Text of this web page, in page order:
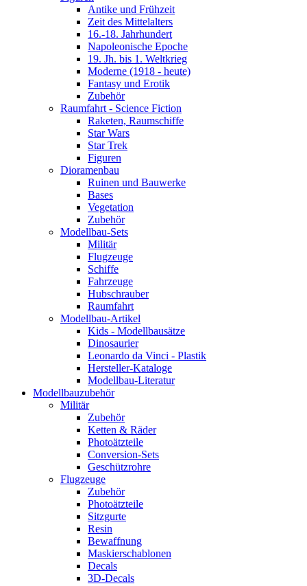
Antike und Frühzeit
Zeit des Mittelalters
16.-18. Jahrhundert
Napoleonische Epoche
19. Jh. bis 1. Weltkrieg
Moderne (1918 - heute)
Fantasy und Erotik
Zubehör
Raumfahrt - Science Fiction
Raketen, Raumschiffe
Star Wars
Star Trek
Figuren
Dioramenbau
Ruinen und Bauwerke
Bases
Vegetation
Zubehör
Modellbau-Sets
Militär
Flugzeuge
Schiffe
Fahrzeuge
Hubschrauber
Raumfahrt
Modellbau-Artikel
Kids - Modellbausätze
Dinosaurier
Leonardo da Vinci - Plastik
Hersteller-Kataloge
Modellbau-Literatur
Modellbauzubehör
Militär
Zubehör
Ketten & Räder
Photoätzteile
Conversion-Sets
Geschützrohre
Flugzeuge
Zubehör
Photoätzteile
Sitzgurte
Resin
Bewaffnung
Maskierschablonen
Decals
3D-Decals